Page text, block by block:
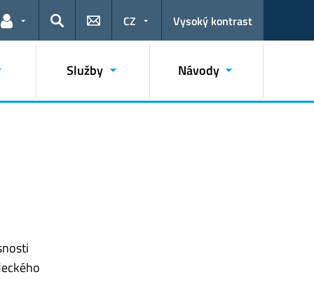
Odkazy pro uživatele
Hledat
CZ Vysoký kontrast
Služby Návody